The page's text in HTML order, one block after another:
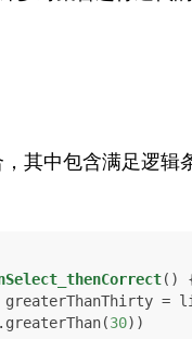
其中包含满足逻
()
30))